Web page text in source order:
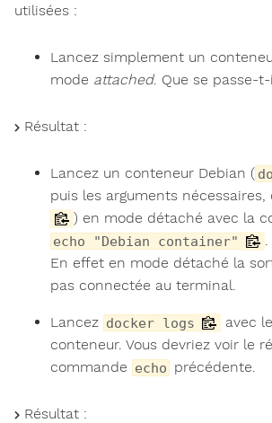
utilisées :
Lancez simplement un
mode attached. Que se passe-t-
Résultat :
Lancez un conteneur Debian (
puis les arguments nécessaires,
) en mode détaché avec la
echo "Debian container"
En effet en mode détaché la
pas connectée au terminal.
Lancez docker logs
avec
conteneur. Vous devriez voir le
commande echo précédente.
Résultat :